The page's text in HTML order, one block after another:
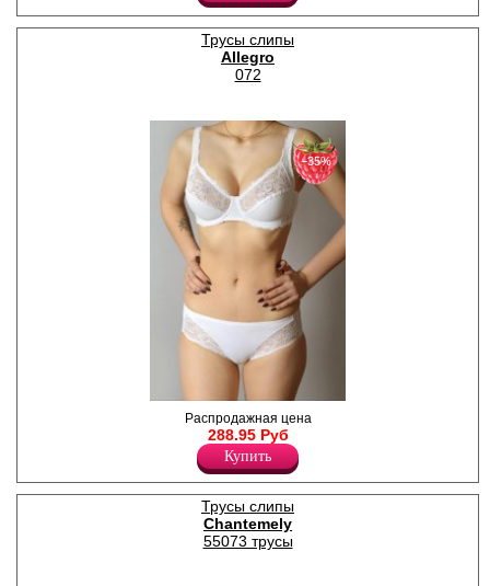
Полиамид 90%
Трусы слипы
Allegro
072
Трусики-слипы женские,
декорированы кружевом.
−35%
Распродажная цена
288.95 Руб
Купить
Трусы слипы
Chantemely
55073 трусы